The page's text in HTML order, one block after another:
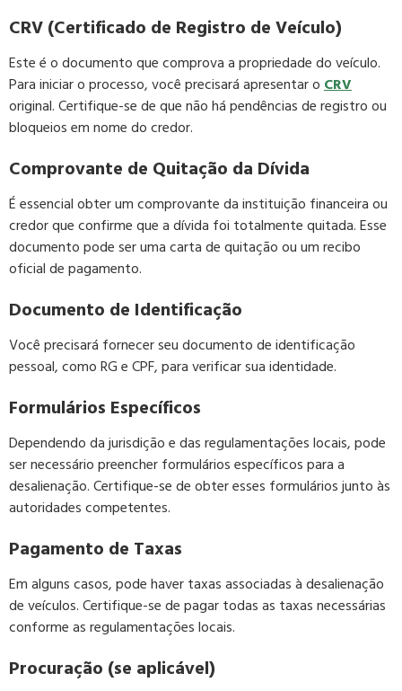
CRV (Certificado de Registro de Veículo)
Este é o documento que comprova a propriedade do veículo.
Para iniciar o processo, você precisará apresentar oCRV
original. Certifique-se de que não há pendências de registro ou
bloqueios em nome do credor.
Comprovante de Quitação da Dívida
É essencial obter um comprovante da instituição financeira ou
credor que confirme que a dívida foi totalmente quitada. Esse
documento pode ser uma carta de quitação ou um recibo
oficial de pagamento.
Documento de Identificação
Você precisará fornecer seu documento de identificação
pessoal, como RG e CPF, para verificar sua identidade.
Formulários Específicos
Dependendo da jurisdição e das regulamentações locais, pode
ser necessário preencher formulários específicos para a
desalienação. Certifique-se de obter esses formulários junto às
autoridades competentes.
Pagamento de Taxas
Em alguns casos, pode haver taxas associadas à desalienação
de veículos. Certifique-se de pagar todas as taxas necessárias
conforme as regulamentações locais.
Procuração (se aplicável)